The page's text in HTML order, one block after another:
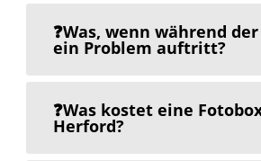
❓Was, wenn während
ein Problem auftritt?
❓Was kostet eine
Herford?